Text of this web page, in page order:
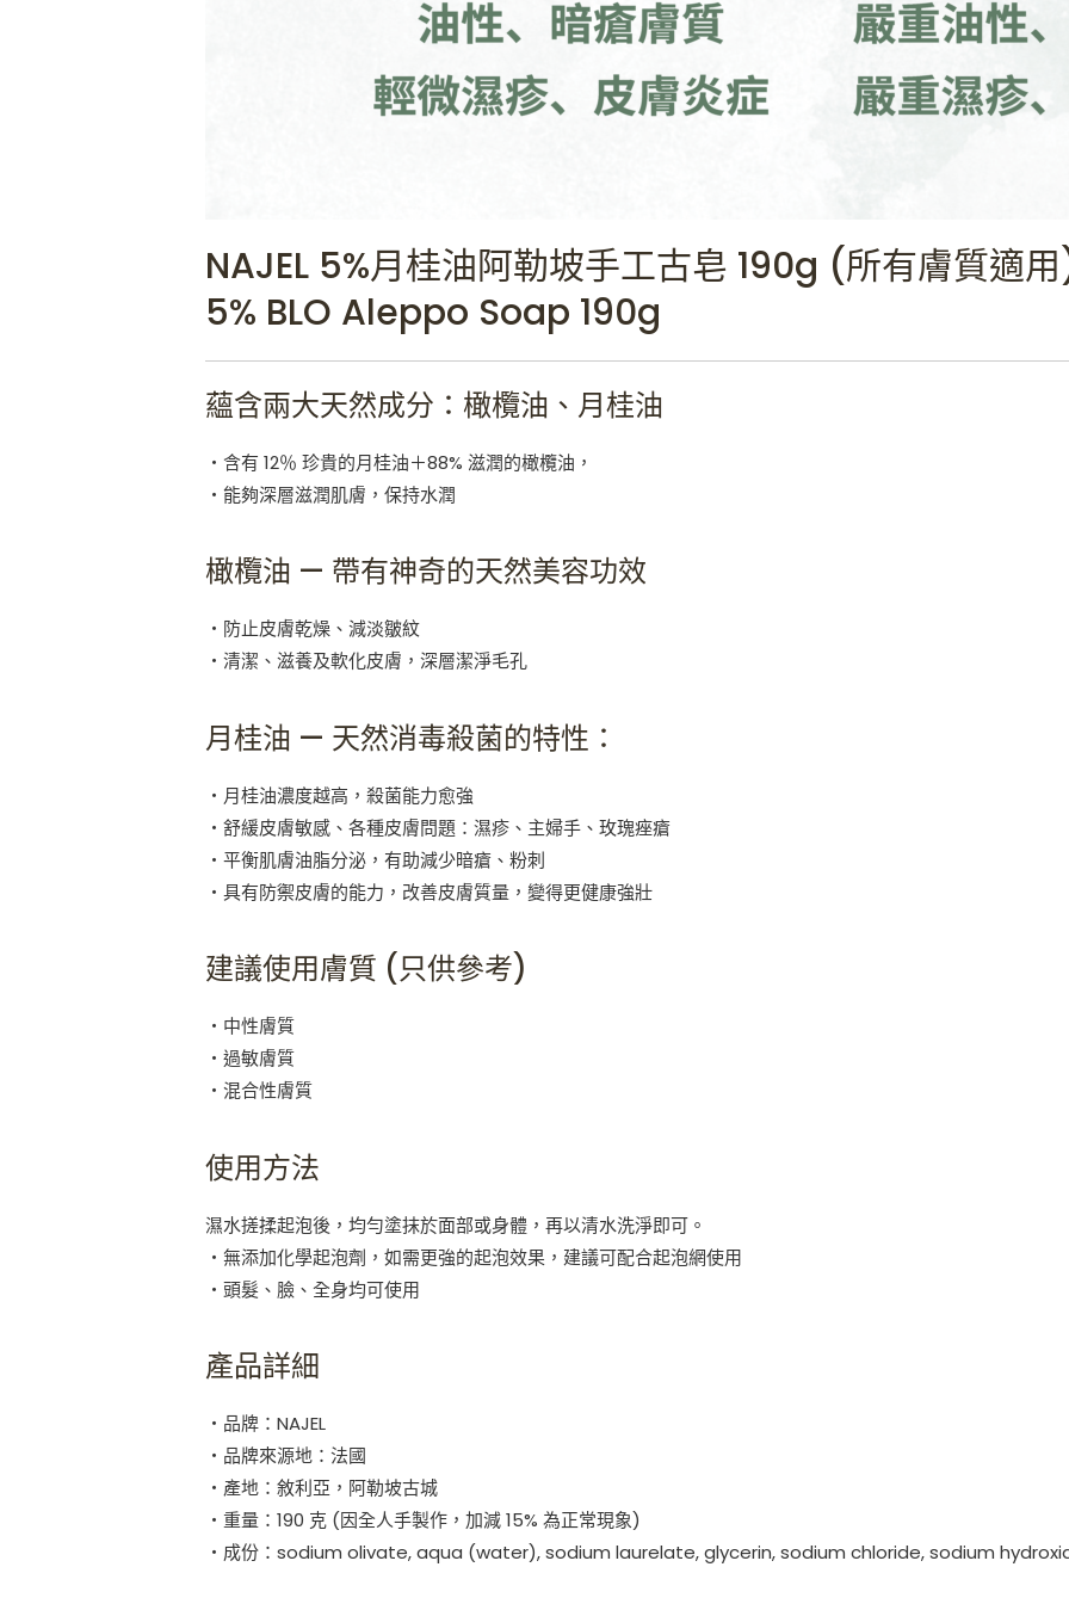
NAJEL 5%月桂油阿勒坡手工古皂 190g (所有膚質適
5% BLO Aleppo Soap 190g
蘊含兩大天然成分：橄欖油、月桂油
・含有 12％ 珍貴的月桂油＋88% 滋潤的橄欖油，
・能夠深層滋潤肌膚，保持水潤
橄欖油 — 帶有神奇的天然美容功效
・防止皮膚乾燥、減淡皺紋
・清潔、滋養及軟化皮膚，深層潔淨毛孔
月桂油 — 天然消毒殺菌的特性：
・月桂油濃度越高，殺菌能力愈強
・舒緩皮膚敏感、各種皮膚問題：濕疹、主婦手、玫瑰痤瘡
・平衡肌膚油脂分泌，有助減少暗瘡、粉刺
・具有防禦皮膚的能力，改善皮膚質量，變得更健康強壯
建議使用膚質 (只供參考)
・中性膚質
・過敏膚質
・混合性膚質
使用方法
濕水搓揉起泡後，均勻塗抹於面部或身體，再以清水洗淨即可。
・無添加化學起泡劑，如需更強的起泡效果，建議可配合起泡網使用
・頭髮、臉、全身均可使用
產品詳細
・品牌：NAJEL
・品牌來源地：法國
・產地：敘利亞，阿勒坡古城
・重量：190 克 (因全人手製作，加減 15% 為正常現象)
・成份：sodium olivate, aqua (water), sodium laurelate, glycerin, sodium chloride, sodium